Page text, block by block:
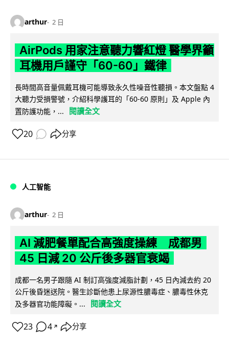
arthur 2 日
AirPods 用家注意聽力響紅燈 醫學界籲
耳機用戶謹守「60-60」鐵律
長時間高音量佩戴耳機可能導致永久性噪音性聽損。本文盤點 4
大聽力受損警號，介紹科學護耳的「60-60 原則」及 Apple 內
置防護功能，...
閱讀全文
20 分享
人工智能
arthur 2 日
AI 減肥餐單配合高強度操練 成都男
45 日減 20 公斤後多器官衰竭
成都一名男子跟隨 AI 制訂高強度減脂計劃，45 日內減去約 20
公斤後昏迷送院。醫生診斷他患上尿源性膿毒症、膿毒性休克
及多器官功能障礙。...
閱讀全文
23 4 ↗ 分享